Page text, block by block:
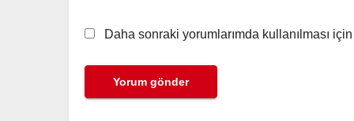
Daha sonraki yorumlarımda kullanılması